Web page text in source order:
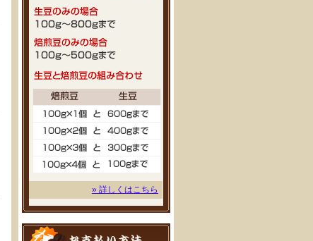
» 詳しくはこちら